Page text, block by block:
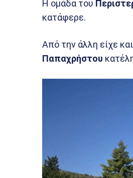
Η ομάδα του
κατάφερε.
Από την άλλη είχε
Παπαχρήστου